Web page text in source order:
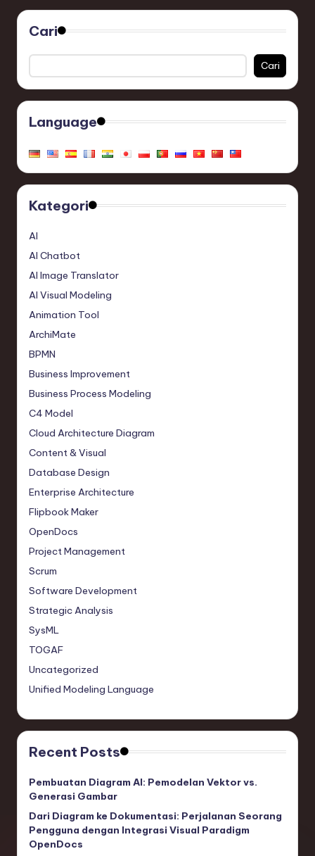
Cari
Cari
Language
Kategori
AI
AI Chatbot
AI Image Translator
AI Visual Modeling
Animation Tool
ArchiMate
BPMN
Business Improvement
Business Process Modeling
C4 Model
Cloud Architecture Diagram
Content & Visual
Database Design
Enterprise Architecture
Flipbook Maker
OpenDocs
Project Management
Scrum
Software Development
Strategic Analysis
SysML
TOGAF
Uncategorized
Unified Modeling Language
Recent Posts
Pembuatan Diagram AI: Pemodelan Vektor vs.
Generasi Gambar
Dari Diagram ke Dokumentasi: Perjalanan Seorang
Pengguna dengan Integrasi Visual Paradigm
OpenDocs